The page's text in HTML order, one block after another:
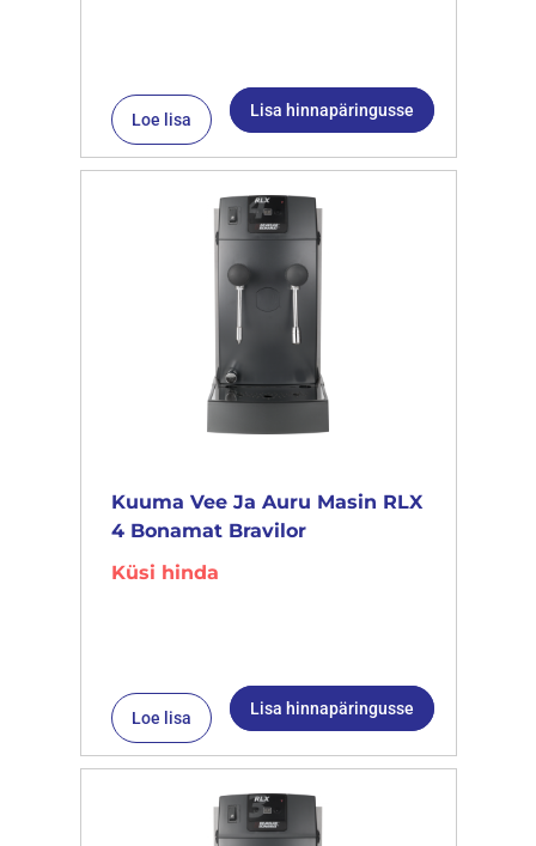
Loe lisa Lisa hinnapäringusse
Kuuma Vee Ja Auru Masin RLX
4 Bonamat Bravilor
Küsi hinda
Loe lisa Lisa hinnapäringusse